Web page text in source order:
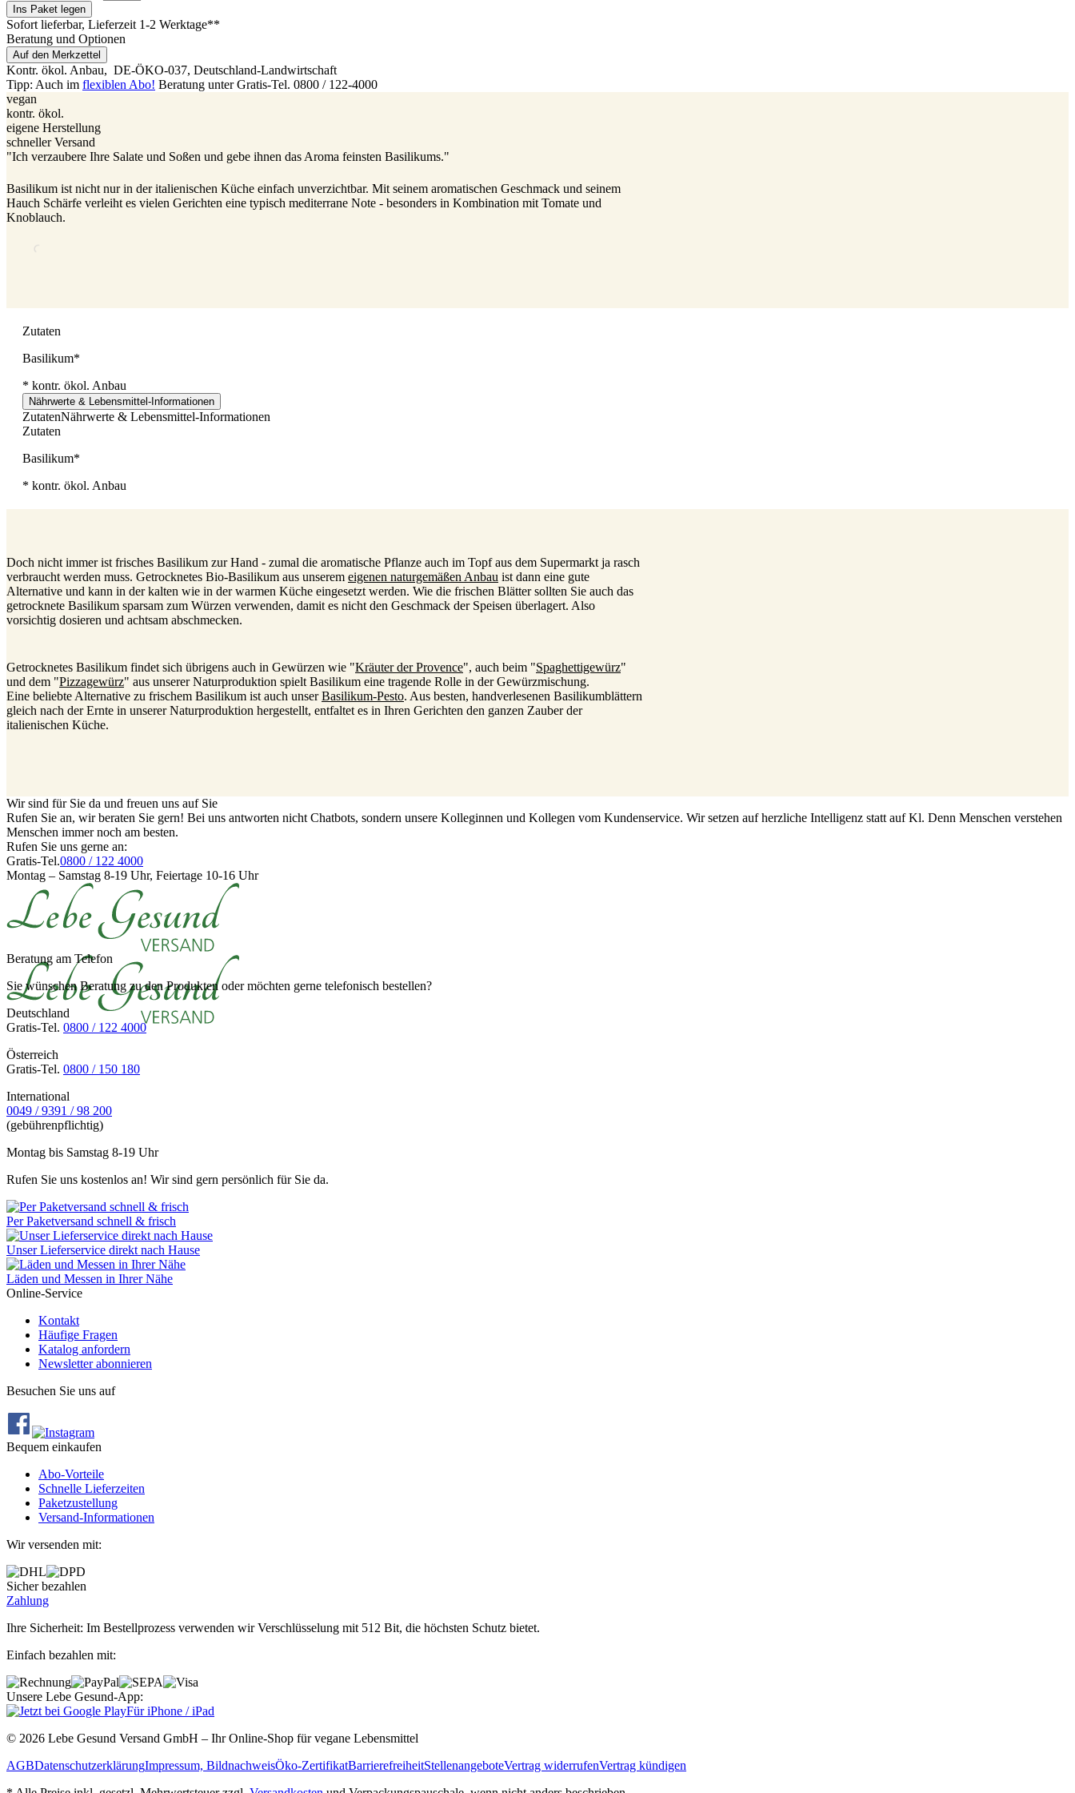
Ins Paket legen
Sofort lieferbar, Lieferzeit 1-2 Werktage**
Beratung und Optionen
Auf den Merkzettel
Kontr. ökol. Anbau, DE-ÖKO-037, Deutschland-Landwirtschaft
Tipp: Auch im flexiblen Abo! Beratung unter Gratis-Tel. 0800 / 122-4000
vegan
kontr. ökol.
eigene Herstellung
schneller Versand
"Ich verzaubere Ihre Salate und Soßen und gebe ihnen das Aroma feinsten Basilikums."
Basilikum ist nicht nur in der italienischen Küche einfach unverzichtbar. Mit seinem aromatischen Geschmack und seinem
Hauch Schärfe verleiht es vielen Gerichten eine typisch mediterrane Note - besonders in Kombination mit Tomate und
Knoblauch.
Zutaten
Basilikum*
* kontr. ökol. Anbau
Nährwerte & Lebensmittel-Informationen
ZutatenNährwerte & Lebensmittel-Informationen
Zutaten
Basilikum*
* kontr. ökol. Anbau
Doch nicht immer ist frisches Basilikum zur Hand - zumal die aromatische Pflanze auch im Topf aus dem Supermarkt ja rasch
verbraucht werden muss. Getrocknetes Bio-Basilikum aus unserem eigenen naturgemäßen Anbau ist dann eine gute
Alternative und kann in der kalten wie in der warmen Küche eingesetzt werden. Wie die frischen Blätter sollten Sie auch das
getrocknete Basilikum sparsam zum Würzen verwenden, damit es nicht den Geschmack der Speisen überlagert. Also
vorsichtig dosieren und achtsam abschmecken.
Getrocknetes Basilikum findet sich übrigens auch in Gewürzen wie "Kräuter der Provence", auch beim "Spaghettigewürz"
und dem "Pizzagewürz" aus unserer Naturproduktion spielt Basilikum eine tragende Rolle in der Gewürzmischung.
Eine beliebte Alternative zu frischem Basilikum ist auch unserBasilikum-Pesto. Aus besten, handverlesenen Basilikumblättern
gleich nach der Ernte in unserer Naturproduktion hergestellt, entfaltet es in Ihren Gerichten den ganzen Zauber der
italienischen Küche.
Wir sind für Sie da und freuen uns auf Sie
Rufen Sie an, wir beraten Sie gern! Bei uns antworten nicht Chatbots, sondern unsere Kolleginnen und Kollegen vom Kundenservice. Wir setzen auf herzliche Intelligenz statt auf Kl. Denn Menschen verstehen
Menschen immer noch am besten.
Rufen Sie uns gerne an:
Gratis-Tel.0800 / 122 4000
Montag – Samstag 8-19 Uhr, Feiertage 10-16 Uhr
Beratung am Telefon
Sie wünschen Beratung zu den Produkten oder möchten gerne telefonisch bestellen?
Deutschland
Gratis-Tel. 0800 / 122 4000
Österreich
Gratis-Tel. 0800 / 150 180
International
0049 / 9391 / 98 200
(gebührenpflichtig)
Montag bis Samstag 8-19 Uhr
Rufen Sie uns kostenlos an! Wir sind gern persönlich für Sie da.
Per Paketversand schnell & frisch
Unser Lieferservice direkt nach Hause
Läden und Messen in Ihrer Nähe
Online-Service
Kontakt
Häufige Fragen
Katalog anfordern
Newsletter abonnieren
Besuchen Sie uns auf
Bequem einkaufen
Abo‐Vorteile
Schnelle Lieferzeiten
Paketzustellung
Versand‐Informationen
Wir versenden mit:
Sicher bezahlen
Zahlung
Ihre Sicherheit: Im Bestellprozess verwenden wir Verschlüsselung mit 512 Bit, die höchsten Schutz bietet.
Einfach bezahlen mit:
Unsere Lebe Gesund-App:
Für iPhone / iPad
© 2026 Lebe Gesund Versand GmbH – Ihr Online‐Shop für vegane Lebensmittel
AGBDatenschutzerklärungImpressum, BildnachweisÖko‐ZertifikatBarrierefreiheitStellenangeboteVertrag widerrufenVertrag kündigen